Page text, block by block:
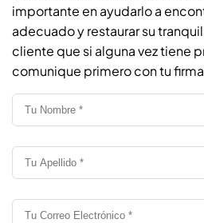
importante en ayudarlo a
adecuado y restaurar su
cliente que si alguna vez tiene
comunique primero con tu